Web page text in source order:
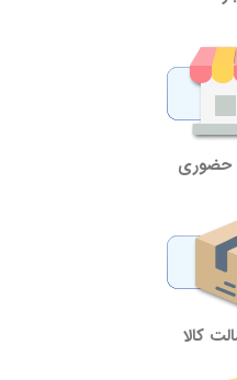
حضوری
کالا